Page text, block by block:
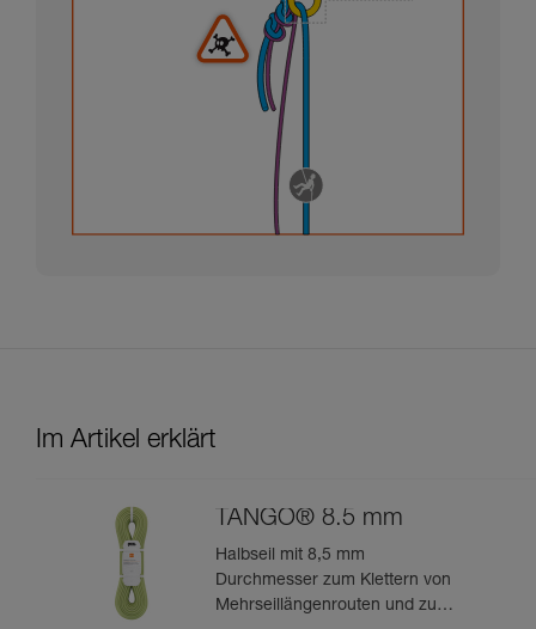
Im Artikel erklärt
TANGO® 8.5 mm
Halbseil mit 8,5 mm
Durchmesser zum Klettern von
Mehrseillängenrouten und zum